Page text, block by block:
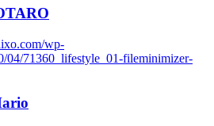
wp-
04/71360_lifestyle_01-fileminimizer-